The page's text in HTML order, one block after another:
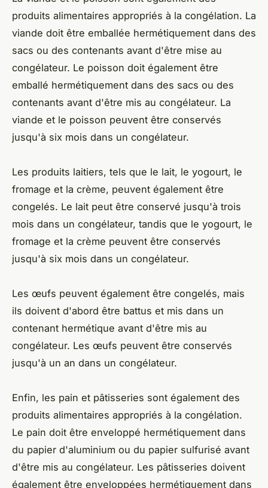
produits alimentaires appropriés à la congélation. La
viande doit être emballée hermétiquement dans des
sacs ou des contenants avant d'être mise au
congélateur. Le poisson doit également être
emballé hermétiquement dans des sacs ou des
contenants avant d'être mis au congélateur. La
viande et le poisson peuvent être conservés
jusqu'à six mois dans un congélateur.
Les produits laitiers, tels que le lait, le yogourt, le
fromage et la crème, peuvent également être
congelés. Le lait peut être conservé jusqu'à trois
mois dans un congélateur, tandis que le yogourt, le
fromage et la crème peuvent être conservés
jusqu'à six mois dans un congélateur.
Les œufs peuvent également être congelés, mais
ils doivent d'abord être battus et mis dans un
contenant hermétique avant d'être mis au
congélateur. Les œufs peuvent être conservés
jusqu'à un an dans un congélateur.
Enfin, les pain et pâtisseries sont également des
produits alimentaires appropriés à la congélation.
Le pain doit être enveloppé hermétiquement dans
du papier d'aluminium ou du papier sulfurisé avant
d'être mis au congélateur. Les pâtisseries doivent
également être enveloppées hermétiquement dans